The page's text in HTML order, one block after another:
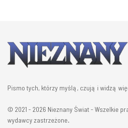
Pismo tych, którzy myślą, czują i widzą
© 2021 - 2026 Nieznany Świat - Wszelkie
wydawcy zastrzeżone.